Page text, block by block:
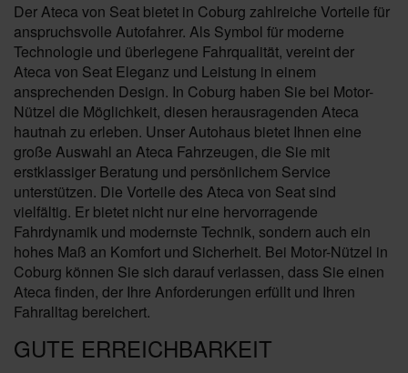
Der Ateca von Seat bietet in Coburg zahlreiche Vorteile für
anspruchsvolle Autofahrer. Als Symbol für moderne
Technologie und überlegene Fahrqualität, vereint der
Ateca von Seat Eleganz und Leistung in einem
ansprechenden Design. In Coburg haben Sie bei Motor-
Nützel die Möglichkeit, diesen herausragenden Ateca
hautnah zu erleben. Unser Autohaus bietet Ihnen eine
große Auswahl an Ateca Fahrzeugen, die Sie mit
erstklassiger Beratung und persönlichem Service
unterstützen. Die Vorteile des Ateca von Seat sind
vielfältig. Er bietet nicht nur eine hervorragende
Fahrdynamik und modernste Technik, sondern auch ein
hohes Maß an Komfort und Sicherheit. Bei Motor-Nützel in
Coburg können Sie sich darauf verlassen, dass Sie einen
Ateca finden, der Ihre Anforderungen erfüllt und Ihren
Fahralltag bereichert.
GUTE ERREICHBARKEIT